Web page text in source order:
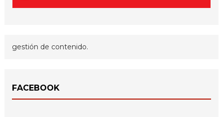
gestión de contenido.
FACEBOOK